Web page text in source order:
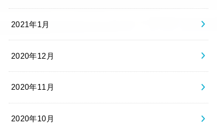
2021年1月
2020年12月
2020年11月
2020年10月